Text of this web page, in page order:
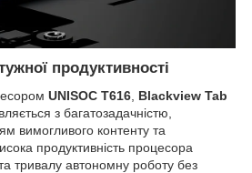
продуктивності
UNISOC T616 Blackview Tab
з багатозадачністю,
вимогливого контенту та
продуктивність процесора
тривалу автономну роботу без